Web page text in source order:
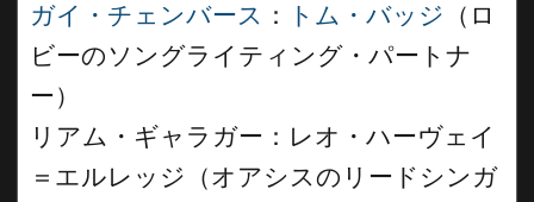
ガイ・チェンバース ： トム・バッジ （ロ
ビーのソングライティング・パートナ
ー）
リアム・ギャラガー：レオ・ハーヴェイ
＝エルレッジ（オアシスのリードシンガ